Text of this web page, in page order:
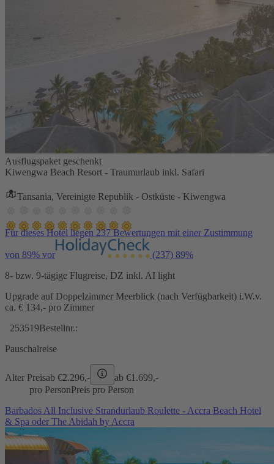
Ausflugspaket geschenkt
Kiwengwa Beach Resort - Traumurlaub inkl. Safari
Tansania, Vereinigte Republik - Ostküste - Kiwengwa
Für dieses Hotel liegen 237 Bewertungen mit einer Zustimmung
von 89% vor (237) 89%
8- bzw. 9-tägige Flugreise, DZ inkl. AI light
Upgrade auf Doppelzimmer Meerblick (nach Verfügbarkeit) i.W.v.
ca. € 134,- pro Zimmer
253519Bestellnr.:
Pauschalreise
Alter Preisab €2.296,- ab €1.699,-
pro PersonPreis pro Person
Barbados All Inclusive Strandurlaub Roulette - Accra Beach Hotel
& Spa oder The Abidah by Accra